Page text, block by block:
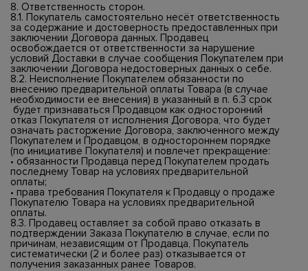
8. Ответственность сторон.
8.1. Покупатель самостоятельно несёт ответственность
за содержание и достоверность предоставленных при
заключении Договора данных. Продавец
освобождается от ответственности за нарушение
условий Доставки в случае сообщения Покупателем при
заключении Договора недостоверных данных о себе.
8.2. Неисполнение Покупателем обязанности по
внесению предварительной оплаты Товара (в случае
необходимости ее внесения) в указанный в п. 6.3 срок
будет признаваться Продавцом как односторонний
отказ Покупателя от исполнения Договора, что будет
означать расторжение Договора, заключенного между
Покупателем и Продавцом, в одностороннем порядке
(по инициативе Покупателя) и повлечет прекращение:
• обязанности Продавца перед Покупателем продать
последнему Товар на условиях предварительной
оплаты;
• права требования Покупателя к Продавцу о продаже
Покупателю Товара на условиях предварительной
оплаты.
8.3. Продавец оставляет за собой право отказать в
подтверждении Заказа Покупателю в случае, если по
причинам, независящим от Продавца, Покупатель
систематически (2 и более раз) отказывается от
получения заказанных ранее Товаров.